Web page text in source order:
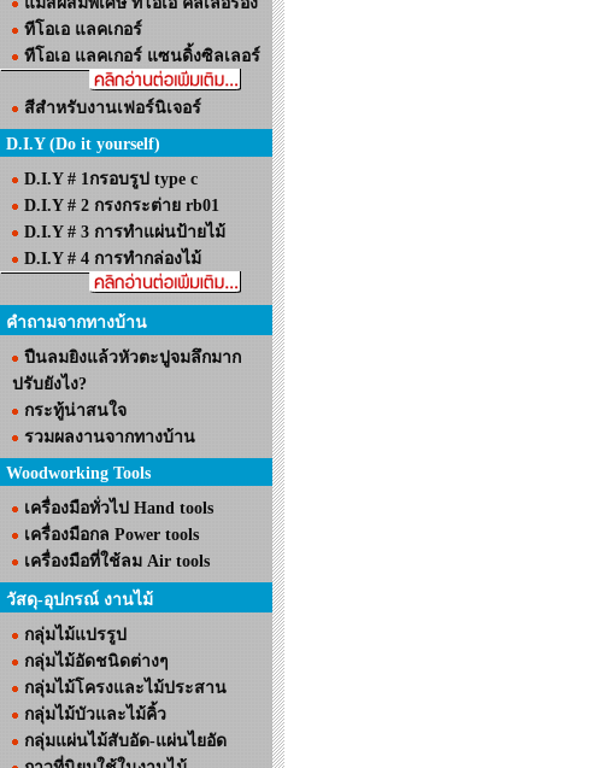
ทีโอเอ แลคเกอร์
ทีโอเอ แลคเกอร์ แซนดิ้งซิลเลอร์
สีสำหรับงานเฟอร์นิเจอร์
D.I.Y (Do it yourself)
D.I.Y # 1กรอบรูป type c
D.I.Y # 2 กรงกระต่าย rb01
D.I.Y # 3 การทำแผ่นป้ายไม้
D.I.Y # 4 การทำกล่องไม้
คำถามจากทางบ้าน
ปืนลมยิงแล้วหัวตะปูจมลึกมาก
ปรับยังไง?
กระทู้น่าสนใจ
รวมผลงานจากทางบ้าน
Woodworking Tools
เครื่องมือทั่วไป Hand tools
เครื่องมือกล Power tools
เครื่องมือที่ใช้ลม Air tools
วัสดุ-อุปกรณ์ งานไม้
กลุ่มไม้แปรรูป
กลุ่มไม้อัดชนิดต่างๆ
กลุ่มไม้โครงและไม้ประสาน
กลุ่มไม้บัวและไม้คิ้ว
กลุ่มแผ่นไม้สับอัด-แผ่นไยอัด